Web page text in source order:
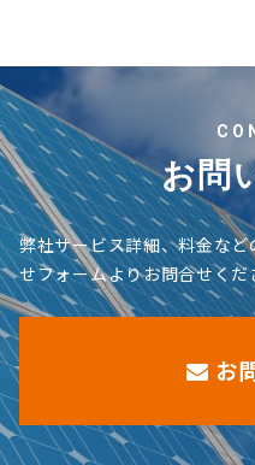
お問
弊社サービス詳細、料金な
せフォームよりお問合せくだ
お